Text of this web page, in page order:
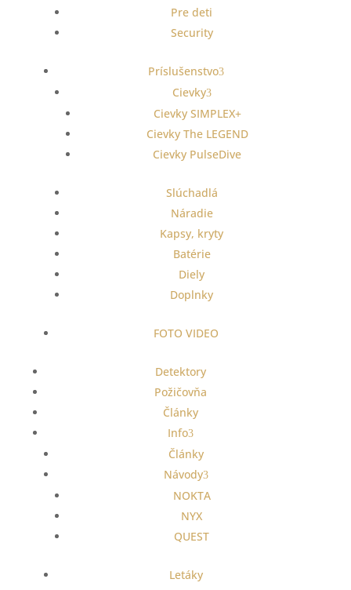
Pre deti
Security
Príslušenstvo
Cievky
Cievky SIMPLEX+
Cievky The LEGEND
Cievky PulseDive
Slúchadlá
Náradie
Kapsy, kryty
Batérie
Diely
Doplnky
FOTO VIDEO
Detektory
Požičovňa
Články
Info
Články
Návody
NOKTA
NYX
QUEST
Letáky